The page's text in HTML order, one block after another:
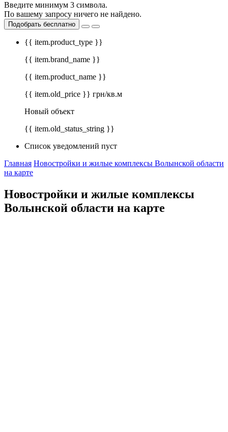
Введите минимум 3 символа.
По вашему запросу ничего не найдено.
Подобрать бесплатно
{{ item.product_type }}
{{ item.brand_name }}
{{ item.product_name }}
{{ item.old_price }} грн/кв.м
Новый объект
{{ item.old_status_string }}
Список уведомлений пуст
Главная Новостройки и жилые комплексы Волынской области
на карте
Новостройки и жилые комплексы
Волынской области на карте